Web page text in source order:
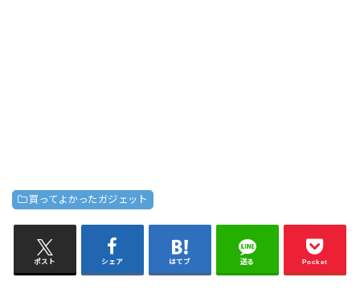
買ってよかったガジェット
ポスト シェア はてブ 送る Pocket